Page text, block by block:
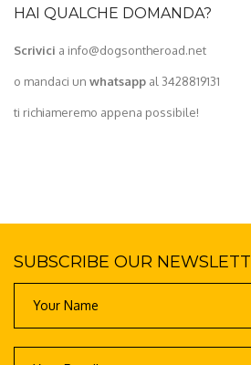
HAI QUALCHE DOMANDA?
Scrivici a info@dogsontheroad.net
o mandaci un whatsapp al 3428819131
ti richiameremo appena possibile!
SUBSCRIBE OUR